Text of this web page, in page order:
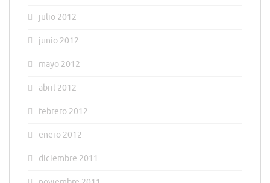
julio 2012
junio 2012
mayo 2012
abril 2012
febrero 2012
enero 2012
diciembre 2011